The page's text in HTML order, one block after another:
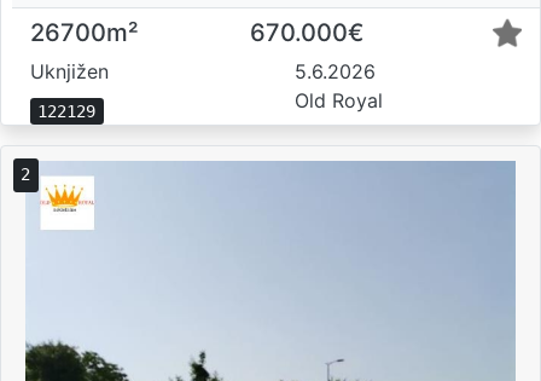
26700m² 670.000€
Uknjižen
122129
5.6.2026
Old Royal
2